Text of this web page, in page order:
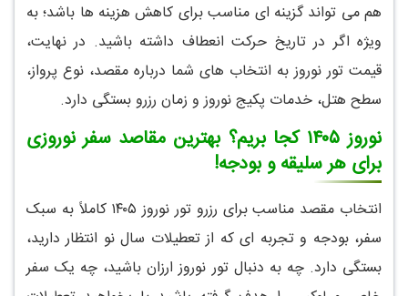
هم می تواند گزینه ای مناسب برای کاهش هزینه ها باشد؛ به
ویژه اگر در تاریخ حرکت انعطاف داشته باشید. در نهایت،
قیمت تور نوروز به انتخاب های شما درباره مقصد، نوع پرواز،
سطح هتل، خدمات پکیج نوروز و زمان رزرو بستگی دارد.
نوروز ۱۴۰۵ کجا بریم؟ بهترین مقاصد سفر نوروزی
برای هر سلیقه و بودجه!
انتخاب مقصد مناسب برای رزرو تور نوروز ۱۴۰۵ کاملاً به سبک
سفر، بودجه و تجربه ای که از تعطیلات سال نو انتظار دارید،
بستگی دارد. چه به دنبال تور نوروز ارزان باشید، چه یک سفر